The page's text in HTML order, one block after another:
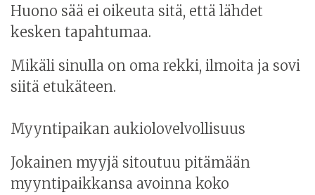
Huono sää ei oikeuta sitä, että lähdet
kesken tapahtumaa.
Mikäli sinulla on oma rekki, ilmoita ja sovi
siitä etukäteen.
Myyntipaikan aukiolovelvollisuus
Jokainen myyjä sitoutuu pitämään
myyntipaikkansa avoinna koko